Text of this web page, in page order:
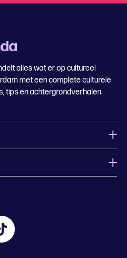
alles wat er op cultureel
met een complete culturele
tips en achtergrondverhalen.